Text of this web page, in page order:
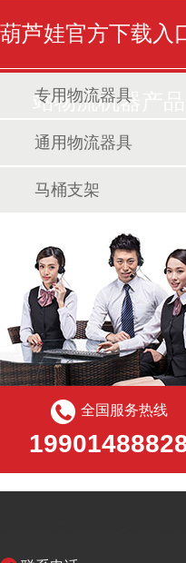
葫芦娃官方下载入
站物流机器产品
专用物流器具
通用物流器具
马桶支架
全国服务热线